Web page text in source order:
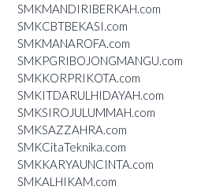
SMKMANDIRIBERKAH.com
SMKCBTBEKASI.com
SMKMANAROFA.com
SMKPGRIBOJONGMANGU.com
SMKKORPRIKOTA.com
SMKITDARULHIDAYAH.com
SMKSIROJULUMMAH.com
SMKSAZZAHRA.com
SMKCitaTeknika.com
SMKKARYAUNCINTA.com
SMKALHIKAM.com